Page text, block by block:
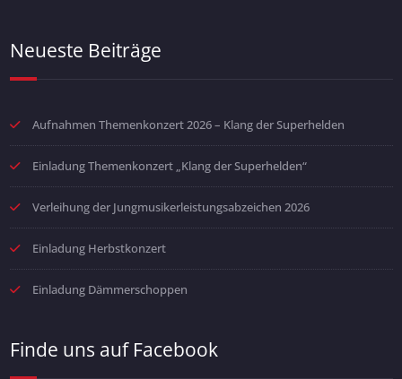
Neueste Beiträge
Aufnahmen Themenkonzert 2026 – Klang der Superhelden
Einladung Themenkonzert „Klang der Superhelden“
Verleihung der Jungmusikerleistungsabzeichen 2026
Einladung Herbstkonzert
Einladung Dämmerschoppen
Finde uns auf Facebook